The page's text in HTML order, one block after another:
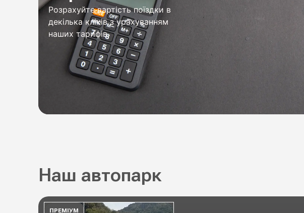
Розрахуйте вартість поїздки в
декілька кліків з урахуванням
наших тарифів
Наш автопарк
ПРЕМІУМ